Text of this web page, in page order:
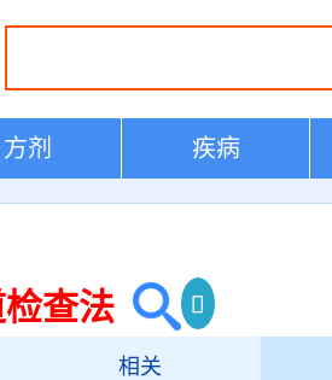
方剂 疾病
检查法
相关